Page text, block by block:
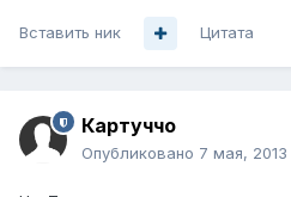
Вставить ник Цитата
Картуччо
Опубликовано 7 мая, 2013